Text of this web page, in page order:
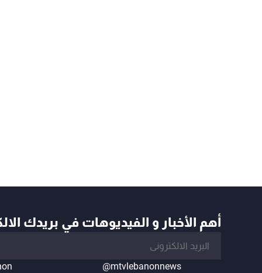
أهم الأخبار و الفيديوهات في بريدك
@mtvlebanonnews